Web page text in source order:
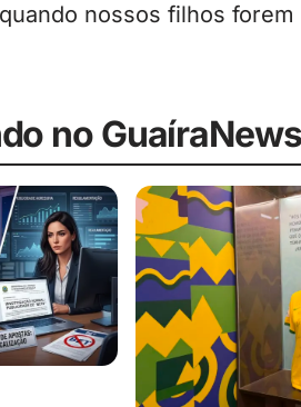
nossos filhos
no GuaíraNews